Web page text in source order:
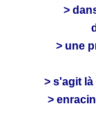
>
> une
> s'agit
>